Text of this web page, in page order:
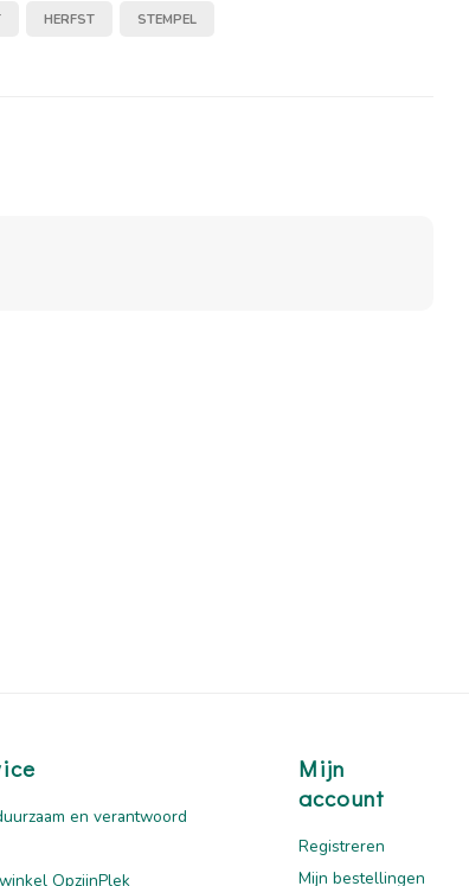
HERFST STEMPEL
en verantwoord
OpzijnPlek
Mijn
account
Registreren
Mijn bestellingen